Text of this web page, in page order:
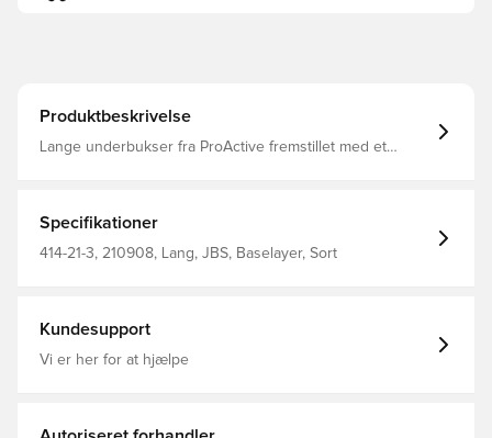
Produktbeskrivelse
Lange underbukser fra ProActive fremstillet med et
mod huden.
Specifikationer
414-21-3, 210908, Lang, JBS, Baselayer, Sort
Kundesupport
Vi er her for at hjælpe